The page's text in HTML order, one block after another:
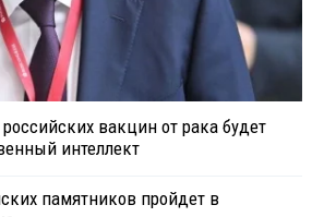
вакцин от рака будет
интеллект
памятников пройдет в